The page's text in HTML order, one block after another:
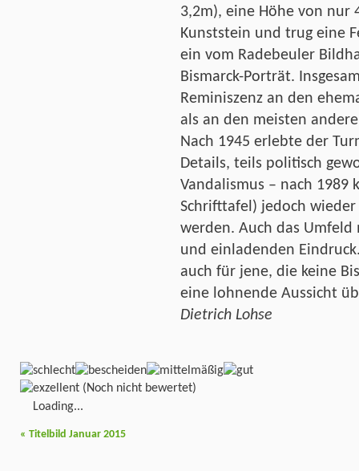
3,2m), eine Höhe von nur
Kunststein und trug eine
ein vom Radebeuler
Bismarck-Porträt.
Reminiszenz an den
als an den meisten
Nach 1945 erlebte der
Details, teils politisch
Vandalismus – nach 1989
Schrifttafel) jedoch
werden. Auch das
und einladenden
auch für jene, die keine
eine lohnende Aussicht
Dietrich Lohse
(Noch nicht bewertet)
Loading...
« Titelbild Januar 2015